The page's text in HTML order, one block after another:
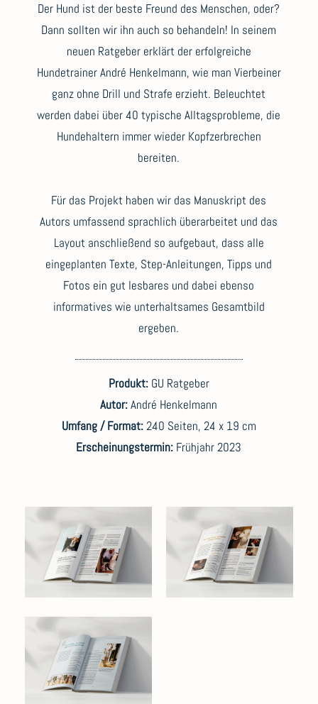
Der Hund ist der beste Freund des Menschen, oder?
Dann sollten wir ihn auch so behandeln! In seinem
neuen Ratgeber erklärt der erfolgreiche
Hundetrainer André Henkelmann, wie man Vierbeiner
ganz ohne Drill und Strafe erzieht. Beleuchtet
werden dabei über 40 typische Alltagsprobleme, die
Hundehaltern immer wieder Kopfzerbrechen
bereiten.
Für das Projekt haben wir das Manuskript des
Autors umfassend sprachlich überarbeitet und das
Layout anschließend so aufgebaut, dass alle
eingeplanten Texte, Step-Anleitungen, Tipps und
Fotos ein gut lesbares und dabei ebenso
informatives wie unterhaltsames Gesamtbild
ergeben.
Produkt: GU Ratgeber
Autor:André Henkelmann
Umfang / Format:240 Seiten, 24 x 19 cm
Erscheinungstermin: Frühjahr 2023